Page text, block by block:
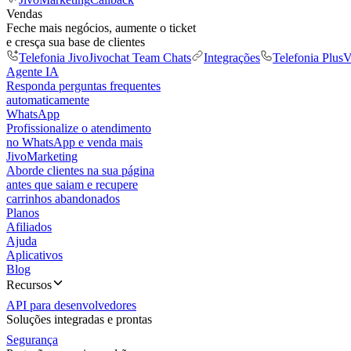
Vendas
Feche mais negócios, aumente o ticket
e cresça sua base de clientes
Telefonia JivoJivochat Team Chats Integrações Telefonia Plus
Agente IA
Responda perguntas frequentes
automaticamente
WhatsApp
Profissionalize o atendimento
no WhatsApp e venda mais
JivoMarketing
Aborde clientes na sua página
antes que saiam e recupere
carrinhos abandonados
Planos
Afiliados
Ajuda
Aplicativos
Blog
Recursos
API para desenvolvedores
Soluções integradas e prontas
Segurança